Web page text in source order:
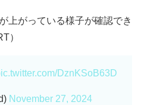
上がっている様子が確認でき
）
DznKSoB63D
November 27, 2024